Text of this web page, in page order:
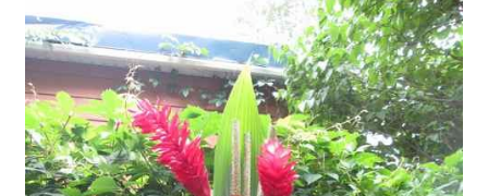
Our Services
E
x
p
a
n
d
c
About
Contact